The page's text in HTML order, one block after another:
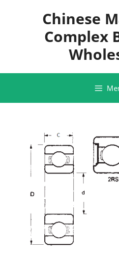
Chinese
Complex